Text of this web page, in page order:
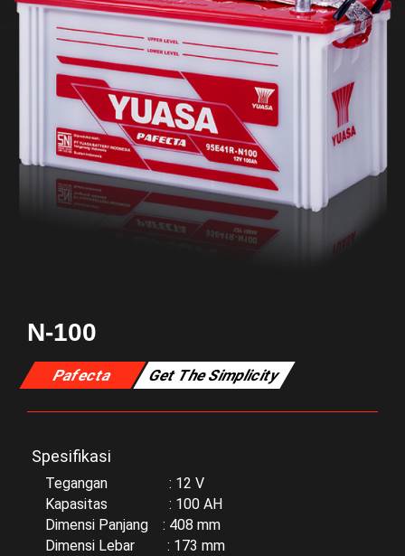
N-100
Pafecta Get The Simplicity
Spesifikasi
Tegangan : 12 V
Kapasitas : 100 AH
Dimensi Panjang : 408 mm
Dimensi Lebar : 173 mm